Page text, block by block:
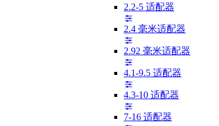
2.2-5 适配器
2.4 毫米适配器
2.92 毫米适配器
4.1-9.5 适配器
4.3-10 适配器
7-16 适配器